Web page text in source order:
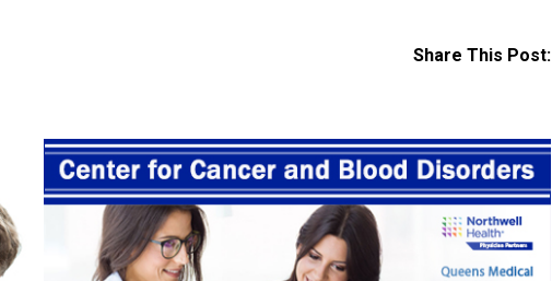
Share This Post: